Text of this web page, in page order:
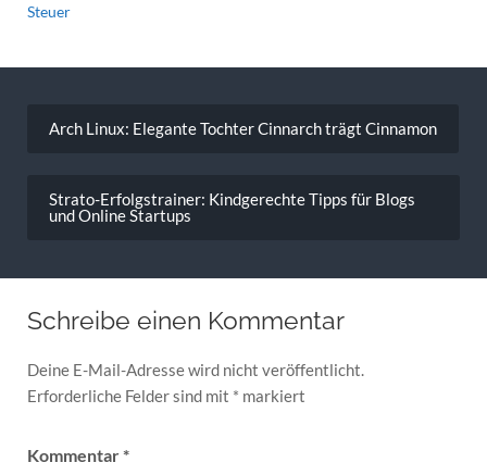
Steuer
Arch Linux: Elegante Tochter Cinnarch trägt Cinnamon
Strato-Erfolgstrainer: Kindgerechte Tipps für Blogs
und Online Startups
Schreibe einen Kommentar
Deine E-Mail-Adresse wird nicht veröffentlicht.
Erforderliche Felder sind mit * markiert
Kommentar*